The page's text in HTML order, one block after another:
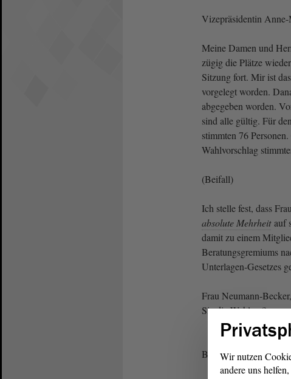
Vizepräsidentin
Meine Damen und
zügig die Plätze
Sitzung fort. Mir ist
vorgelegt worden.
abgegeben worden.
sind alle gültig. Für
stimmten 76
Wahlvorschlag
(Beifall)
Ich stelle fest, dass
absolute Mehrheit auf
damit zu einem
Beratungsgremiums
Unterlagen-Gesetzes
Frau Neumann-
Sie die Wahl an?
Birgit Neumann-
Wir nutzen
andere uns